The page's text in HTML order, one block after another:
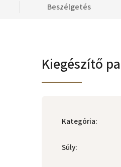
Beszélgetés
Kiegészítő
Kategória:
Súly: